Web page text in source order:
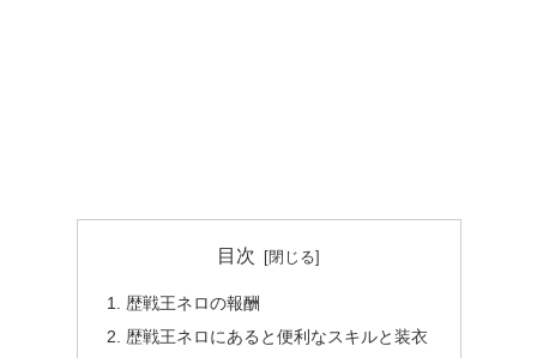
目次
歴戦王ネロの報酬
歴戦王ネロにあると便利なスキルと装衣